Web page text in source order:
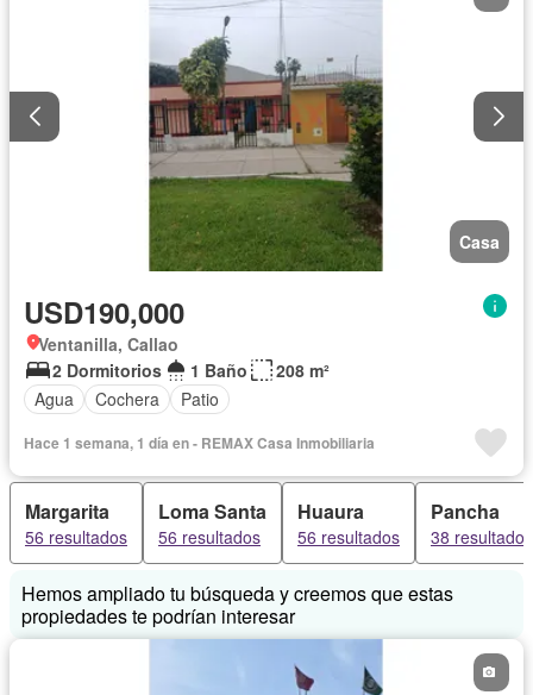
Casa
USD190,000
Ventanilla, Callao
2 Dormitorios
1 Baño
208 m²
Agua
Cochera Patio
Hace 1 semana, 1 día en - REMAX Casa Inmobiliaria
Margarita
56 resultados
Loma Santa
56 resultados
Huaura
56 resultados
Pancha
38 resultados
Hemos ampliado tu búsqueda y creemos que estas
propiedades te podrían interesar